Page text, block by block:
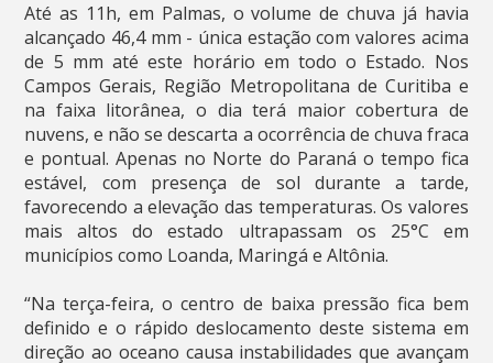
Até as 11h, em Palmas, o volume de chuva já havia
alcançado 46,4 mm - única estação com valores acima
de 5 mm até este horário em todo o Estado. Nos
Campos Gerais, Região Metropolitana de Curitiba e
na faixa litorânea, o dia terá maior cobertura de
nuvens, e não se descarta a ocorrência de chuva fraca
e pontual. Apenas no Norte do Paraná o tempo fica
estável, com presença de sol durante a tarde,
favorecendo a elevação das temperaturas. Os valores
mais altos do estado ultrapassam os 25°C em
municípios como Loanda, Maringá e Altônia.
“Na terça-feira, o centro de baixa pressão fica bem
definido e o rápido deslocamento deste sistema em
direção ao oceano causa instabilidades que avançam